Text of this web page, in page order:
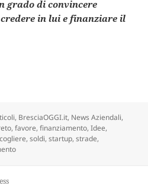
grado di convincere
in lui e finanziare il
, BresciaOGGI.it, News Aziendali,
,favore,finanziamento,Idee,
,soldi,startup,strade,
su Sviluppo 2: partenza con il nodo